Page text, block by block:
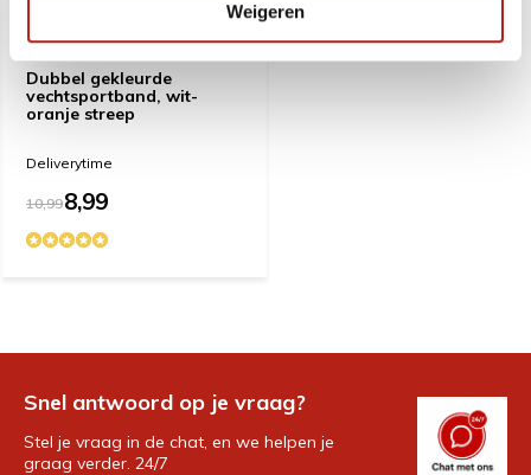
Weigeren
Dubbel gekleurde
vechtsportband, wit-
oranje streep
Deliverytime
10,998,99
Snel antwoord op je vraag?
Stel je vraag in de chat, en we helpen je
graag verder. 24/7